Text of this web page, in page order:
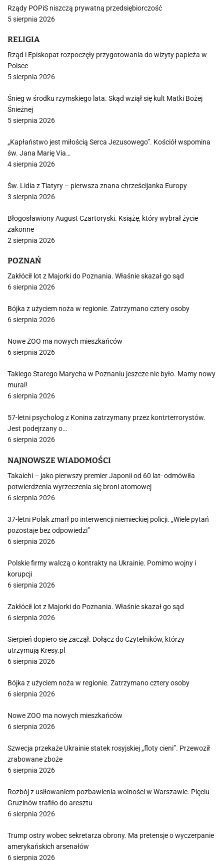
Rządy POPiS niszczą prywatną przedsiębiorczość
5 sierpnia 2026
RELIGIA
Rząd i Episkopat rozpoczęły przygotowania do wizyty papieża w
Polsce
5 sierpnia 2026
Śnieg w środku rzymskiego lata. Skąd wziął się kult Matki Bożej
Śnieżnej
5 sierpnia 2026
„Kapłaństwo jest miłością Serca Jezusowego”. Kościół wspomina
św. Jana Marię Via…
4 sierpnia 2026
Św. Lidia z Tiatyry – pierwsza znana chrześcijanka Europy
3 sierpnia 2026
Błogosławiony August Czartoryski. Książę, który wybrał życie
zakonne
2 sierpnia 2026
POZNAŃ
Zakłócił lot z Majorki do Poznania. Właśnie skazał go sąd
6 sierpnia 2026
Bójka z użyciem noża w regionie. Zatrzymano cztery osoby
6 sierpnia 2026
Nowe ZOO ma nowych mieszkańców
6 sierpnia 2026
Takiego Starego Marycha w Poznaniu jeszcze nie było. Mamy nowy
mural!
6 sierpnia 2026
57-letni psycholog z Konina zatrzymany przez kontrterrorystów.
Jest podejrzany o…
6 sierpnia 2026
NAJNOWSZE WIADOMOŚCI
Takaichi – jako pierwszy premier Japonii od 60 lat- odmówiła
potwierdzenia wyrzeczenia się broni atomowej
6 sierpnia 2026
37-letni Polak zmarł po interwencji niemieckiej policji. „Wiele pytań
pozostaje bez odpowiedzi”
6 sierpnia 2026
Polskie firmy walczą o kontrakty na Ukrainie. Pomimo wojny i
korupcji
6 sierpnia 2026
Zakłócił lot z Majorki do Poznania. Właśnie skazał go sąd
6 sierpnia 2026
Sierpień dopiero się zaczął. Dołącz do Czytelników, którzy
utrzymują Kresy.pl
6 sierpnia 2026
Bójka z użyciem noża w regionie. Zatrzymano cztery osoby
6 sierpnia 2026
Nowe ZOO ma nowych mieszkańców
6 sierpnia 2026
Szwecja przekaże Ukrainie statek rosyjskiej „floty cieni”. Przewoził
zrabowane zboże
6 sierpnia 2026
Rozbój z usiłowaniem pozbawienia wolności w Warszawie. Pięciu
Gruzinów trafiło do aresztu
6 sierpnia 2026
Trump ostry wobec sekretarza obrony. Ma pretensje o wyczerpanie
amerykańskich arsenałów
6 sierpnia 2026